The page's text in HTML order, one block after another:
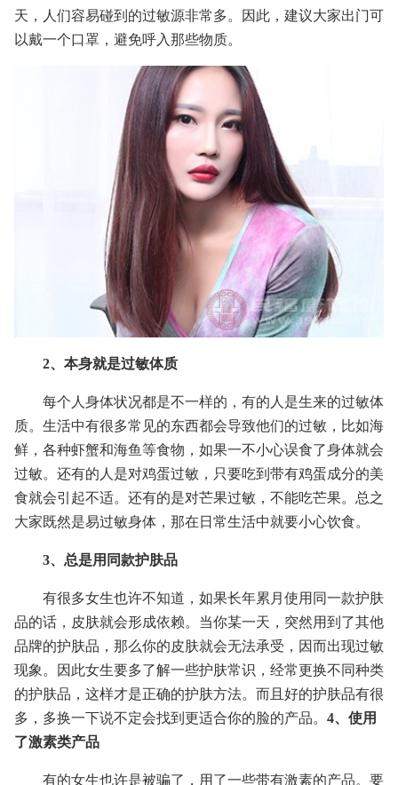
天，人们容易碰到的过敏源非常多。因此，建议大家出门可
以戴一个口罩，避免呼入那些物质。
2、本身就是过敏体质
每个人身体状况都是不一样的，有的人是生来的过敏体
质。生活中有很多常见的东西都会导致他们的过敏，比如海
鲜，各种虾蟹和海鱼等食物，如果一不小心误食了身体就会
过敏。还有的人是对鸡蛋过敏，只要吃到带有鸡蛋成分的美
食就会引起不适。还有的是对芒果过敏，不能吃芒果。总之
大家既然是易过敏身体，那在日常生活中就要小心饮食。
3、总是用同款护肤品
有很多女生也许不知道，如果长年累月使用同一款护肤
品的话，皮肤就会形成依赖。当你某一天，突然用到了其他
品牌的护肤品，那么你的皮肤就会无法承受，因而出现过敏
现象。因此女生要多了解一些护肤常识，经常更换不同种类
的护肤品，这样才是正确的护肤方法。而且好的护肤品有很
多，多换一下说不定会找到更适合你的脸的产品。 4、使用
了激素类产品
有的女生也许是被骗了，用了一些带有激素的产品。要